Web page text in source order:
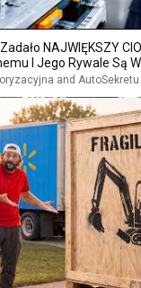
NAJWIĘKSZY
I Jego Rywale Są
and AutoSekretu